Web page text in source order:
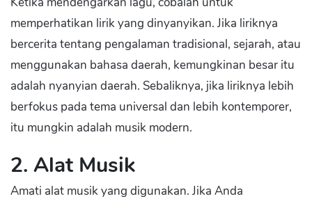
memperhatikan lirik yang dinyanyikan. Jika liriknya
bercerita tentang pengalaman tradisional, sejarah, atau
menggunakan bahasa daerah, kemungkinan besar itu
adalah nyanyian daerah. Sebaliknya, jika liriknya lebih
berfokus pada tema universal dan lebih kontemporer,
itu mungkin adalah musik modern.
2. Alat Musik
Amati alat musik yang digunakan. Jika Anda